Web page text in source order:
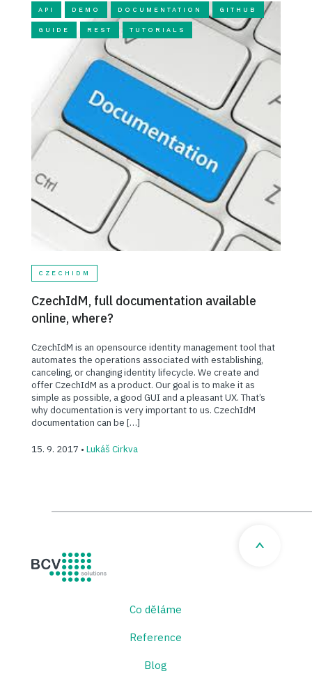
API DEMO DOCUMENTATION GITHUB
GUIDE REST TUTORIALS
CZECHIDM
CzechIdM, full documentation available
online, where?
CzechIdM is an opensource identity management tool that
automates the operations associated with establishing,
canceling, or changing identity lifecycle. We create and
offer CzechIdM as a product. Our goal is to make it as
simple as possible, a good GUI and a pleasant UX. That’s
why documentation is very important to us. CzechIdM
documentation can be […]
15. 9. 2017 • Lukáš Cirkva
Co děláme
Reference
Blog